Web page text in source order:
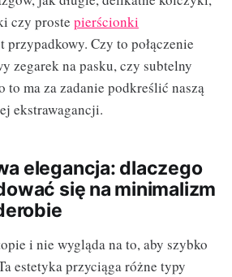
czy proste pierścionki
przypadkowy. Czy to połączenie
zegarek na pasku, czy subtelny
to ma za zadanie podkreślić naszą
ekstrawagancji.
elegancja: dlaczego
się na minimalizm
i nie wygląda na to, aby szybko
estetyka przyciąga różne typy